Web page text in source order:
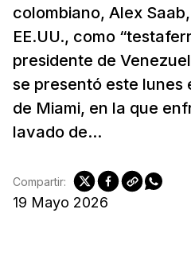
colombiano, Alex
EE.UU., como
presidente de
se presentó este
de Miami, en la que
lavado de...
19 Mayo 2026
Compartir: